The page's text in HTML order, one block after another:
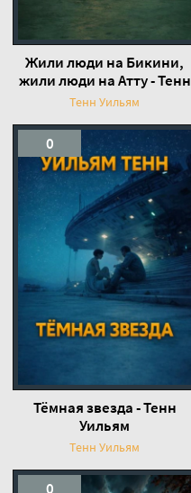
Жили люди на Бикини,
жили люди на Атту - Тенн
Уильям
Тенн Уильям
0
Тёмная звезда - Тенн
Уильям
Тенн Уильям
0